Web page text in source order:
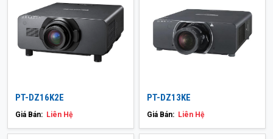
PT-DZ16K2E
Giá Bán: Liên Hệ
PT-DZ13KE
Giá Bán: Liên Hệ